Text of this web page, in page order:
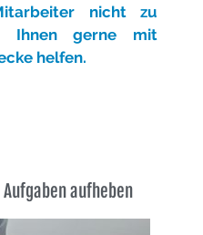
nicht zu
Ihnen gerne mit
helfen.
aufheben